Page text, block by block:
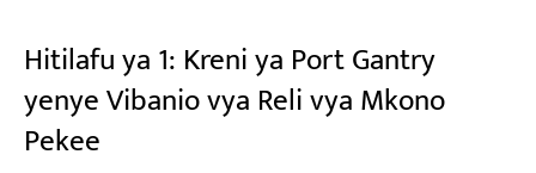
Hitilafu ya 1: Kreni ya Port Gantry
yenye Vibanio vya Reli vya Mkono
Pekee